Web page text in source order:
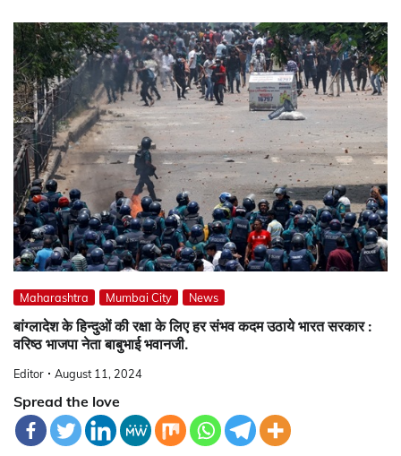
Maharashtra Mumbai City News
बांग्लादेश के हिन्दुओं की रक्षा के लिए हर संभव कदम उठाये भारत सरकार :
वरिष्ठ भाजपा नेता बाबुभाई भवानजी.
Editor August 11, 2024
Spread the love